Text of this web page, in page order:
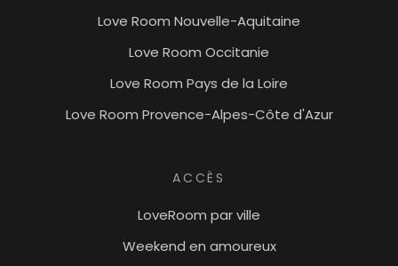
Love Room Nouvelle-Aquitaine
Love Room Occitanie
Love Room Pays de la Loire
Love Room Provence-Alpes-Côte d'Azur
ACCÈS
LoveRoom par ville
Weekend en amoureux